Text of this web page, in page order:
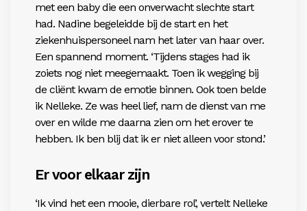
met een baby die een onverwacht slechte start
had. Nadine begeleidde bij de start en het
ziekenhuispersoneel nam het later van haar over.
Een spannend moment. ‘Tijdens stages had ik
zoiets nog niet meegemaakt. Toen ik wegging bij
de cliënt kwam de emotie binnen. Ook toen belde
ik Nelleke. Ze was heel lief, nam de dienst van me
over en wilde me daarna zien om het erover te
hebben. Ik ben blij dat ik er niet alleen voor stond.’
Er voor elkaar zijn
‘Ik vind het een mooie, dierbare rol’, vertelt Nelleke